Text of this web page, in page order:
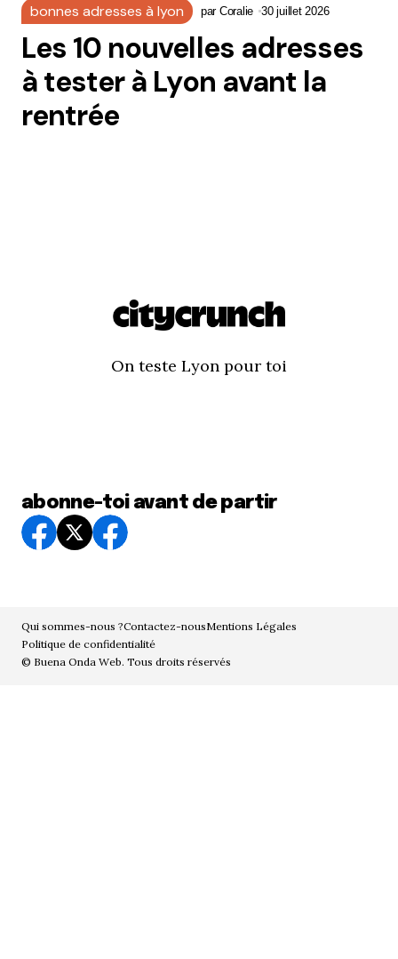
bonnes adresses à lyon par Coralie 30 juillet 2026
Les 10 nouvelles adresses
à tester à Lyon avant la
rentrée
On teste Lyon pour toi
abonne-toi avant de partir
Qui sommes-nous ?Contactez-nousMentions Légales
Politique de confidentialité
© Buena Onda Web. Tous droits réservés